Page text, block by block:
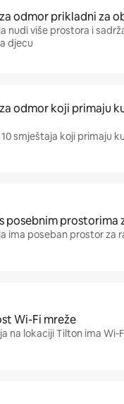
odmor prikladni za
nudi više prostora i
djecu
odmor koji primaju
smještaja koji primaju
posebnim prostorima
ima poseban prostor za
Wi-Fi mreže
na lokaciji Tilton ima Wi-